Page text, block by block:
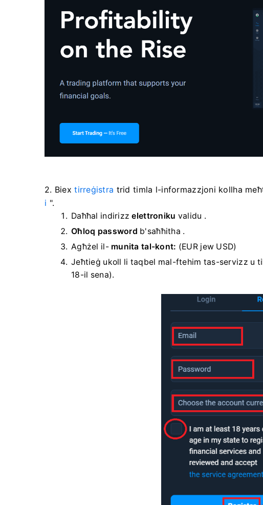
2. Biextirreġistra trid timla l-informazzjoni kollha
i ".
Daħħal indirizzelettroniku validu .
Oħloq password b'saħħitha .
Agħżel il- munita tal-kont: (EUR jew USD)
Jeħtieġ ukoll li taqbel mal-ftehim tas-servizz u
18-il sena).